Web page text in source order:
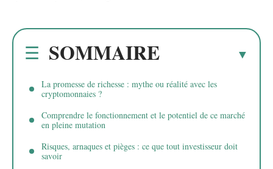
SOMMAIRE
La promesse de richesse : mythe ou réalité avec les
cryptomonnaies ?
Comprendre le fonctionnement et le potentiel de ce marché
en pleine mutation
Risques, arnaques et pièges : ce que tout investisseur doit
savoir